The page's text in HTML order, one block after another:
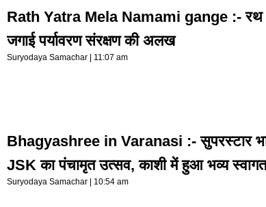
Rath Yatra Mela Namami gange :- रथ
जगाई पर्यावरण संरक्षण की अलख
Suryodaya Samachar 11:07 am
Bhagyashree in Varanasi :- सुपरस्टार
JSK का पंचामृत उत्सव, काशी में हुआ भव्य स्वागत
Suryodaya Samachar 10:54 am